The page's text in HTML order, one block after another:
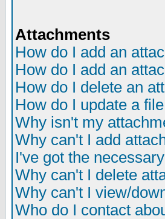
Attachments
How do I add an
How do I add an
How do I delete an
How do I update a
Why isn't my
Why can't I add
I've got the
Why can't I delete
Why can't I view/
Who do I contact